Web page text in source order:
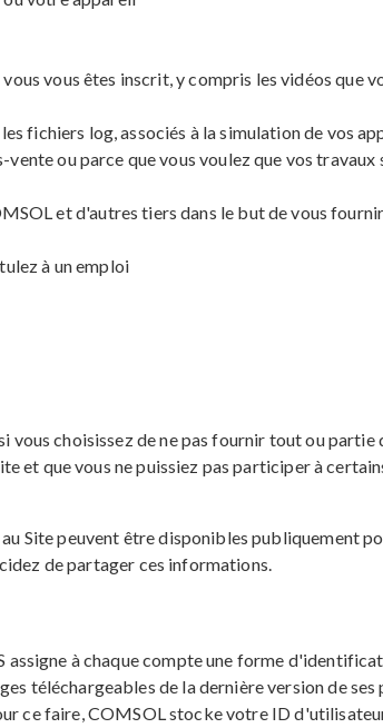
vous êtes inscrit, y compris les vidéos que
fichiers log, associés à la simulation de vos
ou parce que vous voulez que vos travaux
et d'autres tiers dans le but de vous
à un emploi
vous choisissez de ne pas fournir tout ou
et que vous ne puissiez pas participer à
Site peuvent être disponibles publiquement
de partager ces informations.
assigne à chaque compte une forme
téléchargeables de la dernière version de ses
ce faire, COMSOL stocke votre ID